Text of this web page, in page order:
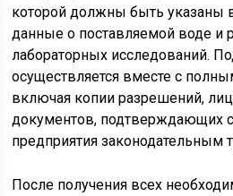
которой должны быть указаны
данные о поставляемой воде и
лабораторных исследований.
осуществляется вместе с
включая копии разрешений,
документов, подтверждающих
предприятия законодательным
После получения всех